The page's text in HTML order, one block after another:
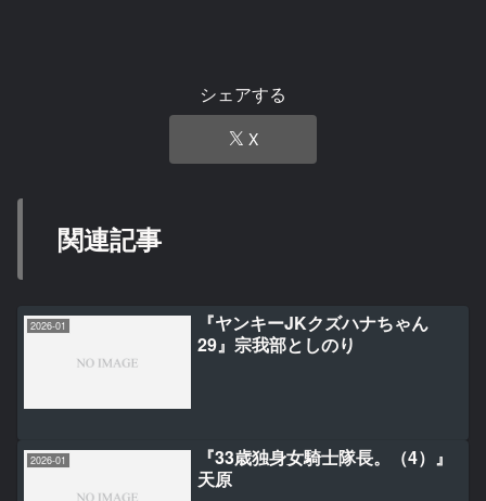
シェアする
X
関連記事
2026-01
『ヤンキーJKクズハナちゃん
29』宗我部としのり
2026-01
『33歳独身女騎士隊長。（4）』
天原